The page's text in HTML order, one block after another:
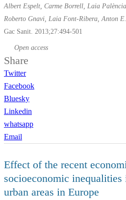
Albert Espelt, Carme Borrell, Laia
Roberto Gnavi, Laia Font-Ribera, Anton
Gac Sanit. 2013;27:494-501
Open access
Share
Twitter
Facebook
Bluesky
Linkedin
whatsapp
Email
Effect of the recent
socioeconomic
urban areas in Europe